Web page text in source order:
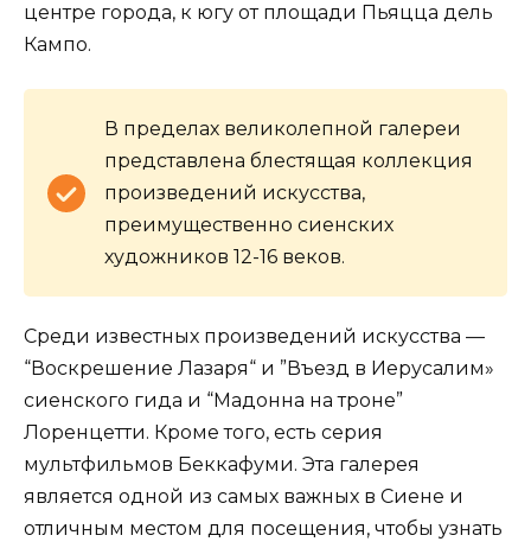
центре города, к югу от площади Пьяцца дель
Кампо.
В пределах великолепной галереи
представлена блестящая коллекция
произведений искусства,
преимущественно сиенских
художников 12-16 веков.
Среди известных произведений искусства —
“Воскрешение Лазаря“ и ”Въезд в Иерусалим»
сиенского гида и “Мадонна на троне”
Лоренцетти. Кроме того, есть серия
мультфильмов Беккафуми. Эта галерея
является одной из самых важных в Сиене и
отличным местом для посещения, чтобы узнать